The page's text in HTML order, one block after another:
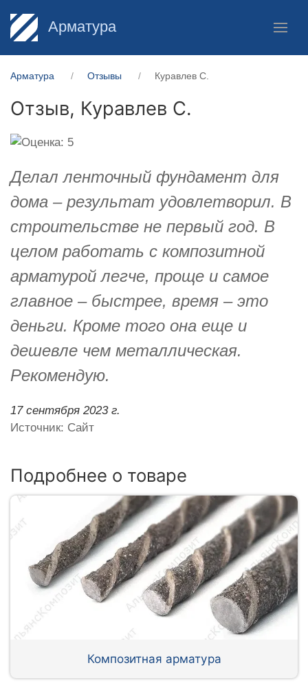
Арматура
Арматура Отзывы Куравлев С.
Отзыв, Куравлев С.
Делал ленточный фундамент для
дома – результат удовлетворил. В
строительстве не первый год. В
целом работать с композитной
арматурой легче, проще и самое
главное – быстрее, время – это
деньги. Кроме того она еще и
дешевле чем металлическая.
Рекомендую.
17 сентября 2023 г.
Источник: Сайт
Подробнее о товаре
Композитная арматура